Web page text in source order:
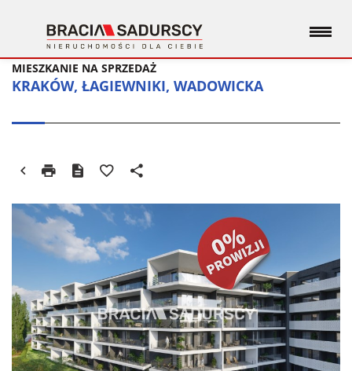
KRAKÓW, ŁAGIEWNIKI, WADOWICKA
MIESZKANIE NA SPRZEDAŻ